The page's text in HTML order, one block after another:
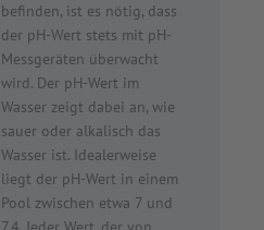
befinden, ist es nötig, dass
der pH-Wert stets mit pH-
Messgeräten überwacht
wird. Der pH-Wert im
Wasser zeigt dabei an, wie
sauer oder alkalisch das
Wasser ist. Idealerweise
liegt der pH-Wert in einem
Pool zwischen etwa 7 und